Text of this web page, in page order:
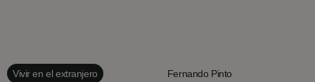
Vivir en el extranjero Fernando Pinto